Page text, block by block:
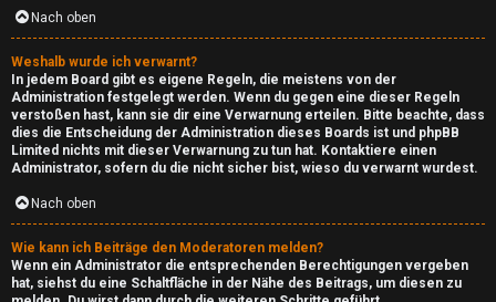
Nach oben
Weshalb wurde ich verwarnt?
In jedem Board gibt es eigene Regeln, die meistens von der
Administration festgelegt werden. Wenn du gegen eine dieser Regeln
verstoßen hast, kann sie dir eine Verwarnung erteilen. Bitte beachte, dass
dies die Entscheidung der Administration dieses Boards ist und phpBB
Limited nichts mit dieser Verwarnung zu tun hat. Kontaktiere einen
Administrator, sofern du die nicht sicher bist, wieso du verwarnt wurdest.
Nach oben
Wie kann ich Beiträge den Moderatoren melden?
Wenn ein Administrator die entsprechenden Berechtigungen vergeben
hat, siehst du eine Schaltfläche in der Nähe des Beitrags, um diesen zu
A
l
l
g
e
m
e